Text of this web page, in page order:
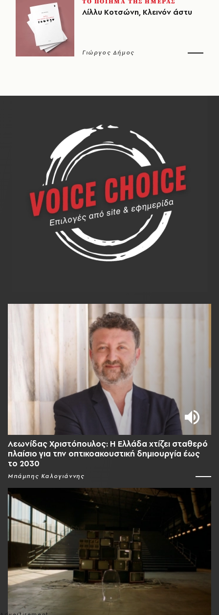
Λίλλυ Κοτσώνη, Κλεινόν άστυ
Γιώργος Δήμος
Λεωνίδας Χριστόπουλος: Η Ελλάδα χτίζει σταθερό
πλαίσιο για την οπτικοακουστική δημιουργία έως
το 2030
Μπάμπης Καλογιάννης